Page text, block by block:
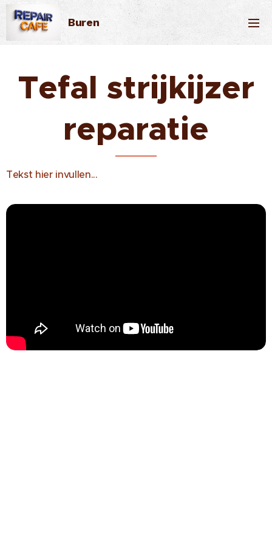
Buren
Tefal strijkijzer
reparatie
Tekst hier invullen...